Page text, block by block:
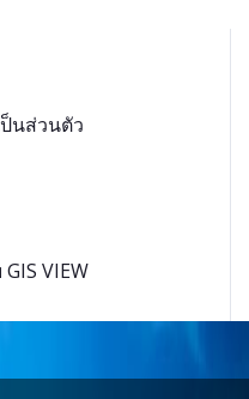
นส่วนตัว
VIEW